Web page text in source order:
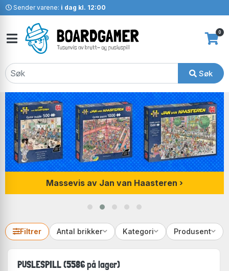
Sender varene: i dag kl. 12:00
Søk
0
Massevis av Jan van Haasteren
Filtrer Antal brikker Kategori Produsent
PUSLESPILL (5586 på lager)